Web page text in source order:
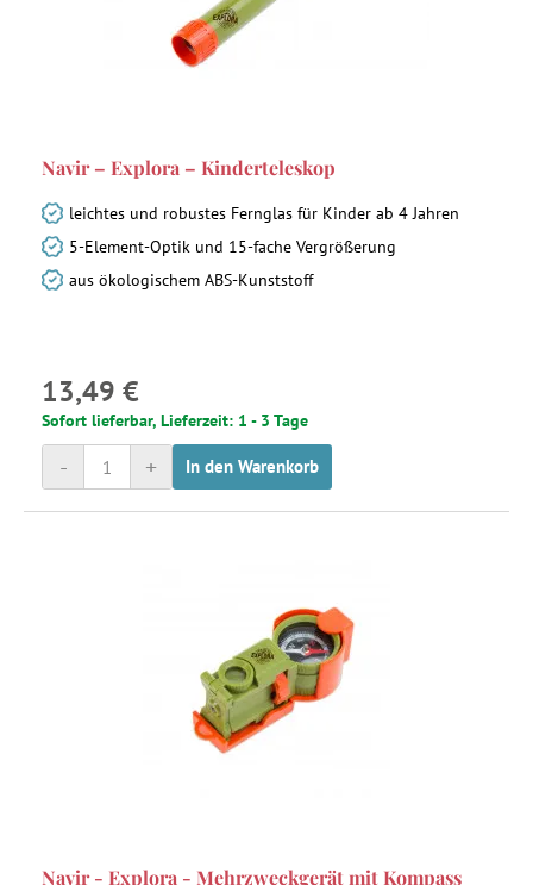
Navir – Explora – Kinderteleskop
leichtes und robustes Fernglas für Kinder ab 4 Jahren
5-Element-Optik und 15-fache Vergrößerung
aus ökologischem ABS-Kunststoff
13,49 €
Sofort lieferbar, Lieferzeit: 1 - 3 Tage
+
- In den Warenkorb
Navir - Explora - Mehrzweckgerät mit Kompass